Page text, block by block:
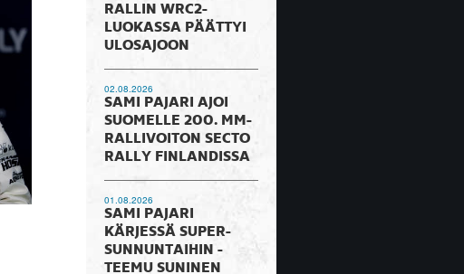
RALLIN WRC2-
LUOKASSA PÄÄTTYI
ULOSAJOON
02.08.2026
SAMI PAJARI AJOI
SUOMELLE 200. MM-
RALLIVOITON SECTO
RALLY FINLANDISSA
01.08.2026
SAMI PAJARI
KÄRJESSÄ SUPER-
SUNNUNTAIHIN -
TEEMU SUNINEN